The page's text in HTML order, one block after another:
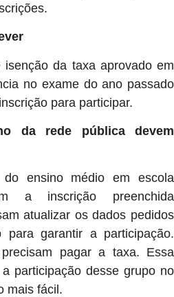
da taxa aprovado em
no exame do ano passado
para participar.
da rede pública devem
ensino médio em escola
a inscrição preenchida
atualizar os dados pedidos
garantir a participação.
pagar a taxa. Essa
participação desse grupo no
mais fácil.